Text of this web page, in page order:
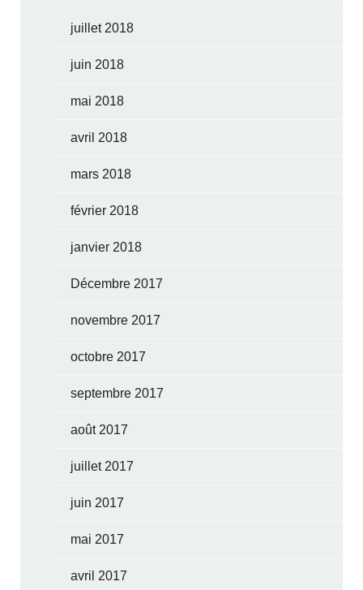
juillet 2018
juin 2018
mai 2018
avril 2018
mars 2018
février 2018
janvier 2018
Décembre 2017
novembre 2017
octobre 2017
septembre 2017
août 2017
juillet 2017
juin 2017
mai 2017
avril 2017